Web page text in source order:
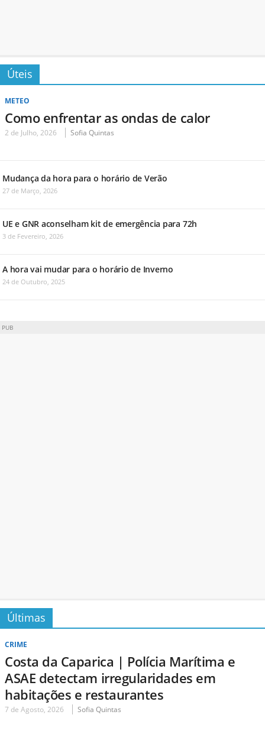
Úteis
METEO
Como enfrentar as ondas de calor
2 de Julho, 2026 Sofia Quintas
Mudança da hora para o horário de Verão
27 de Março, 2026
UE e GNR aconselham kit de emergência para 72h
3 de Fevereiro, 2026
A hora vai mudar para o horário de Inverno
24 de Outubro, 2025
PUB
Últimas
CRIME
Costa da Caparica | Polícia Marítima e
ASAE detectam irregularidades em
habitações e restaurantes
7 de Agosto, 2026 Sofia Quintas